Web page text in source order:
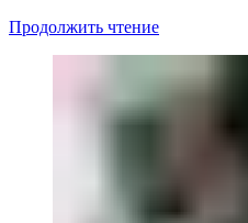
Продолжить чтение